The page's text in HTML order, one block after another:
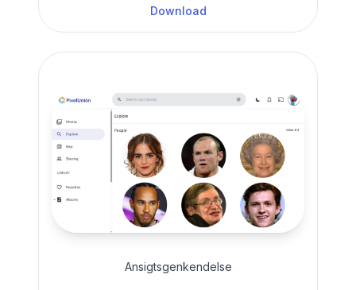
Download
Ansigtsgenkendelse